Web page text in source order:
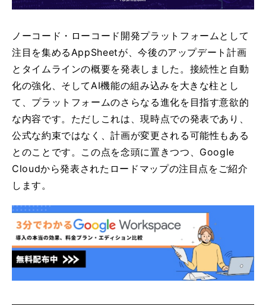
ノーコード・ローコード開発プラットフォームとして
注目を集めるAppSheetが、今後のアップデート計画
とタイムラインの概要を発表しました。接続性と自動
化の強化、そしてAI機能の組み込みを大きな柱とし
て、プラットフォームのさらなる進化を目指す意欲的
な内容です。ただしこれは、現時点での発表であり、
公式な約束ではなく、計画が変更される可能性もある
とのことです。この点を念頭に置きつつ、Google
Cloudから発表されたロードマップの注目点をご紹介
します。